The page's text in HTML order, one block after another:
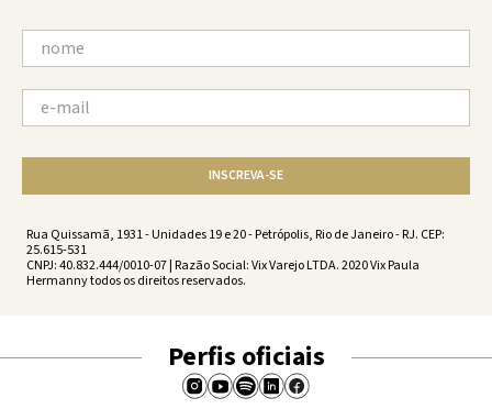
INSCREVA-SE
Rua Quissamã, 1931 - Unidades 19 e 20 - Petrópolis, Rio de Janeiro - RJ. CEP:
25.615-531
CNPJ: 40.832.444/0010-07 | Razão Social: Vix Varejo LTDA. 2020 Vix Paula
Hermanny todos os direitos reservados.
Perfis oficiais